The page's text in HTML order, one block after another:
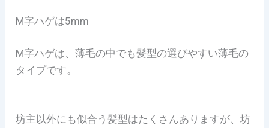
M字ハゲは5mm
M字ハゲは、薄毛の中でも髪型の選びやすい薄毛の
タイプです。
坊主以外にも似合う髪型はたくさんありますが、坊